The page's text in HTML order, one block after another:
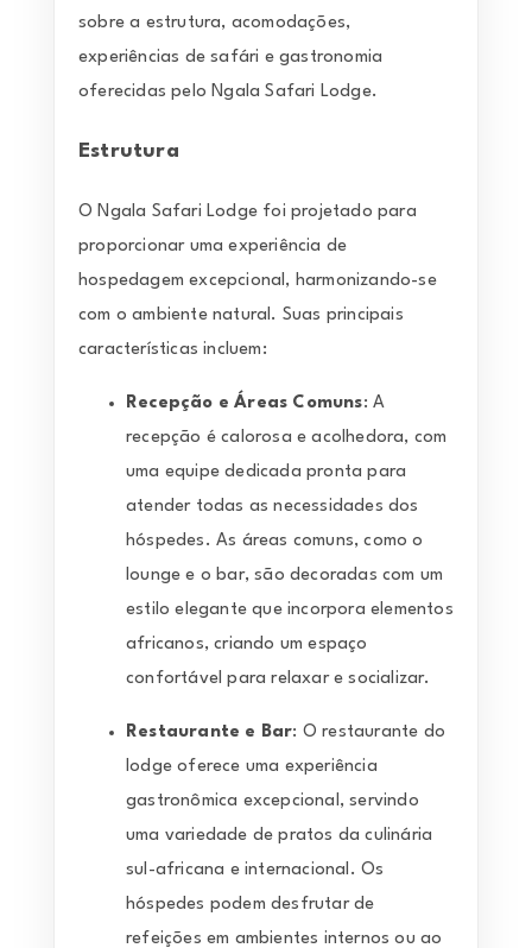
sobre a estrutura, acomodações,
experiências de safári e gastronomia
oferecidas pelo Ngala Safari Lodge.
Estrutura
O Ngala Safari Lodge foi projetado para
proporcionar uma experiência de
hospedagem excepcional, harmonizando-se
com o ambiente natural. Suas principais
características incluem:
Recepção e Áreas Comuns: A
recepção é calorosa e acolhedora, com
uma equipe dedicada pronta para
atender todas as necessidades dos
hóspedes. As áreas comuns, como o
lounge e o bar, são decoradas com um
estilo elegante que incorpora elementos
africanos, criando um espaço
confortável para relaxar e socializar.
Restaurante e Bar: O restaurante do
lodge oferece uma experiência
gastronômica excepcional, servindo
uma variedade de pratos da culinária
sul-africana e internacional. Os
hóspedes podem desfrutar de
refeições em ambientes internos ou ao